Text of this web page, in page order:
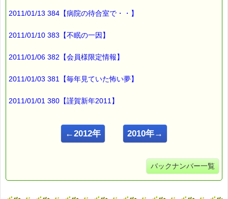
2011/01/13 384【病院の待合室で・・】
2011/01/10 383【不眠の一因】
2011/01/06 382【会員様限定情報】
2011/01/03 381【毎年見ていた怖い夢】
2011/01/01 380【謹賀新年2011】
←2012年 2010年→
バックナンバー一覧